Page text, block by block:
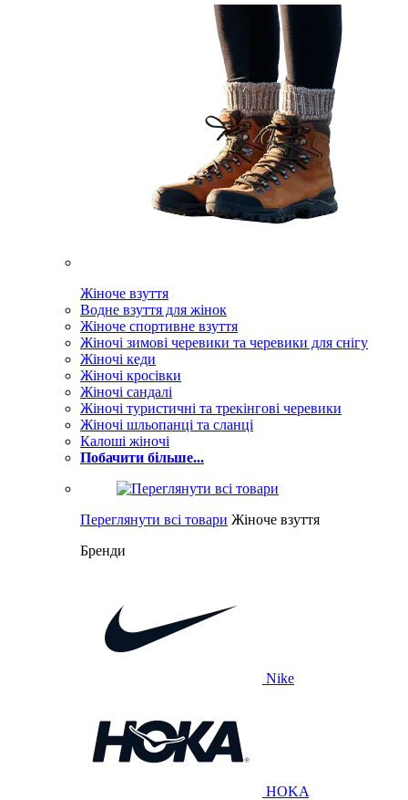
Жіноче взуття
Водне взуття для жінок
Жіноче спортивне взуття
Жіночі зимові черевики та черевики для снігу
Жіночі кеди
Жіночі кросівки
Жіночі сандалі
Жіночі туристичні та трекінгові черевики
Жіночі шльопанці та сланці
Калоші жіночі
Побачити більше...
Переглянути всі товари Жіноче взуття
Бренди
Nike
HOKA